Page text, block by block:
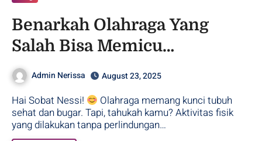
Benarkah Olahraga Yang
Salah Bisa Memicu
Kerusakan Kulit ??
Admin Nerissa August 23, 2025
Hai Sobat Nessi!
Olahraga memang kunci tubuh
sehat dan bugar. Tapi, tahukah kamu? Aktivitas fisik
yang dilakukan tanpa perlindungan…